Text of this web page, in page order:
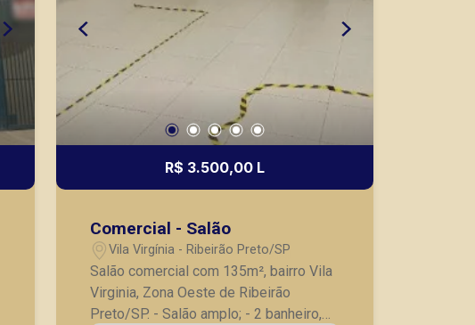
R$ 3.500,00 L
Comercial - Salão
Vila Virgínia - Ribeirão Preto/SP
Salão comercial com 135m², bairro Vila
Virginia, Zona Oeste de Ribeirão
Preto/SP. - Salão amplo; - 2 banheiro,